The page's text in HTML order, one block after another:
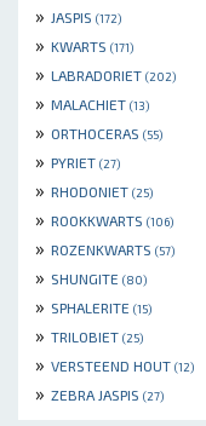
» JASPIS (172)
» KWARTS (171)
» LABRADORIET (202)
» MALACHIET (13)
» ORTHOCERAS (55)
» PYRIET (27)
» RHODONIET (25)
» ROOKKWARTS (106)
» ROZENKWARTS (57)
» SHUNGITE (80)
» SPHALERITE (15)
» TRILOBIET (25)
» VERSTEEND HOUT (12)
» ZEBRA JASPIS (27)